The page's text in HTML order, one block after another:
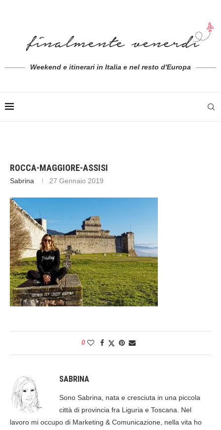
Weekend e itinerari in Italia e nel resto d'Europa
ROCCA-MAGGIORE-ASSISI
Sabrina 27 Gennaio 2019
0
SABRINA
Sono Sabrina, nata e cresciuta in una piccola
città di provincia fra Liguria e Toscana. Nel
lavoro mi occupo di Marketing & Comunicazione, nella vita ho